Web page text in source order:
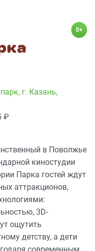
0+
, г. Казань,
₽
в Поволжье
киностудии
Парка гостей ждут
аттракционов,
3D-
ощутить
детству, а дети